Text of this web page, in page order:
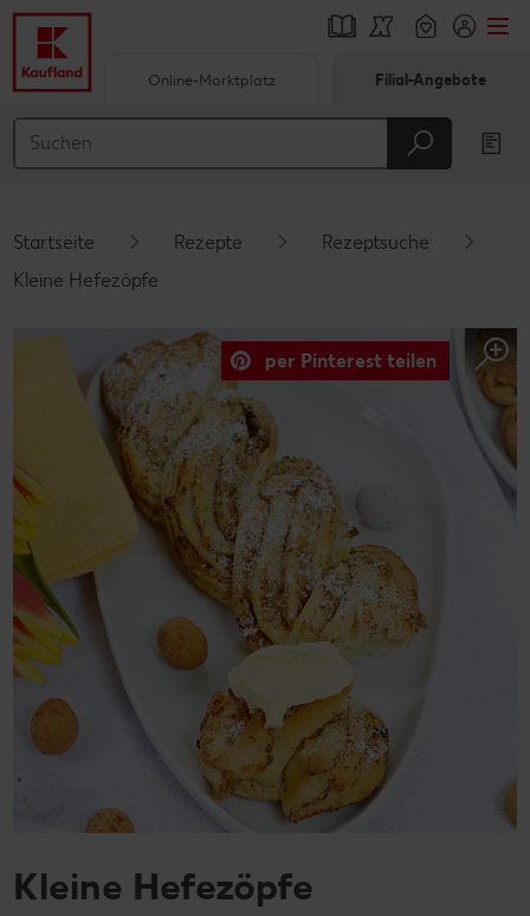
Hauptinhalt
Schwebender Seitenbereich
Online-Marktplatz Filial-Angebote
Startseite Rezepte
Rezeptsuche
Kleine Hefezöpfe
per Pinterest teilen
Kleine Hefezöpfe